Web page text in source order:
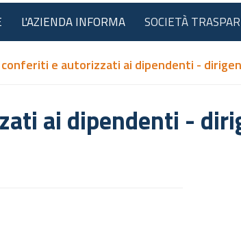
L'AZIENDA INFORMA SOCIETÀ
conferiti e autorizzati ai dipendenti -
ai dipendenti -